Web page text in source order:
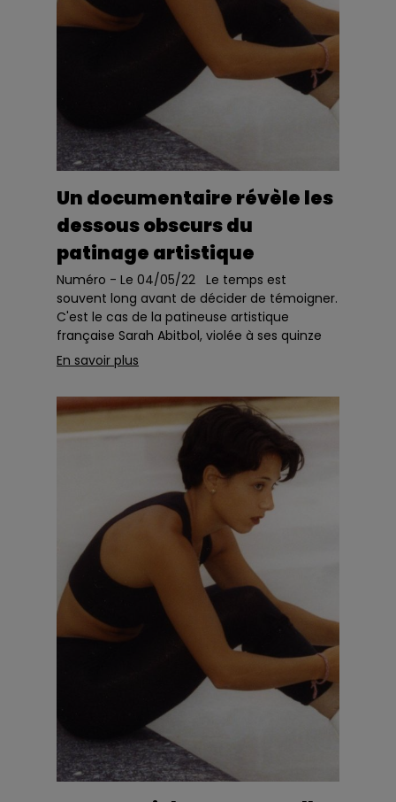
Un documentaire révèle les
dessous obscurs du
patinage artistique
Numéro - Le 04/05/22 Le temps est
souvent long avant de décider de témoigner.
C'est le cas de la patineuse artistique
française Sarah Abitbol, violée à ses quinze
ans par son ex-entraineur, qui après trente
ans convoq...
En savoir plus